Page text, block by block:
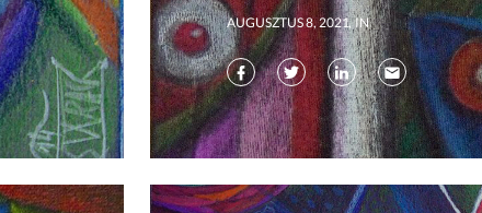
AUGUSZTUS 8, 2021 IN